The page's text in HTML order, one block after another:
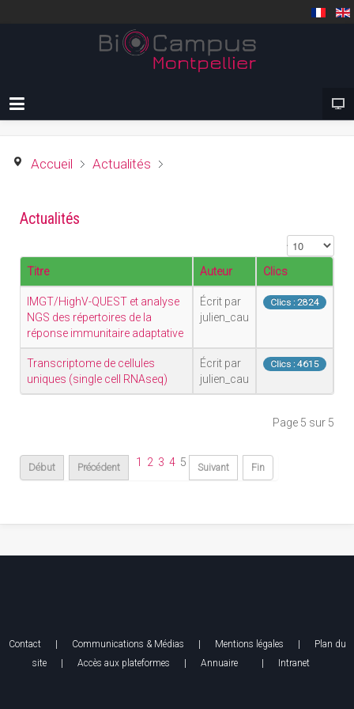
Accueil Actualités
Actualités
Affichage #
Titre Auteur Clics
IMGT/HighV-QUEST et analyse
NGS des répertoires de la
réponse immunitaire adaptative
Écrit par
julien_cau
Clics : 2824
Transcriptome de cellules
uniques (single cell RNAseq)
Écrit par
julien_cau
Clics : 4615
Page 5 sur 5
Début Précédent 1 2 3 4 5 Suivant Fin
Contact| Communications & Médias Mentions légales | Plan du
site | Accès aux plateformes Annuaire Intranet